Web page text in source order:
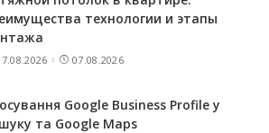
технологии и этапы
07.08.2026
Google Business Profile у
та Google Maps